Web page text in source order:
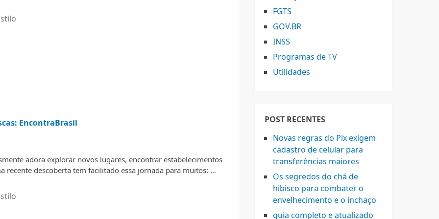
EncontraBrasil
adora explorar novos lugares, encontrar estabelecimentos
recente descoberta tem facilitado essa jornada para muitos: …
FGTS
GOV.BR
INSS
Programas de TV
Utilidades
POST RECENTES
Novas regras do Pix exigem
cadastro de celular para
transferências maiores
Os segredos do chá de
hibisco para combater o
envelhecimento e o inchaço
guia completo e atualizado